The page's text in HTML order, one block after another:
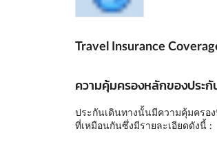
Travel Insurance
ความคุ้มครองหลักของประ
ประกันเดินทางนั้นมีความคุ้มครอ
ที่เหมือนกันซึ่งมีรายละเอียดดังนี้ :